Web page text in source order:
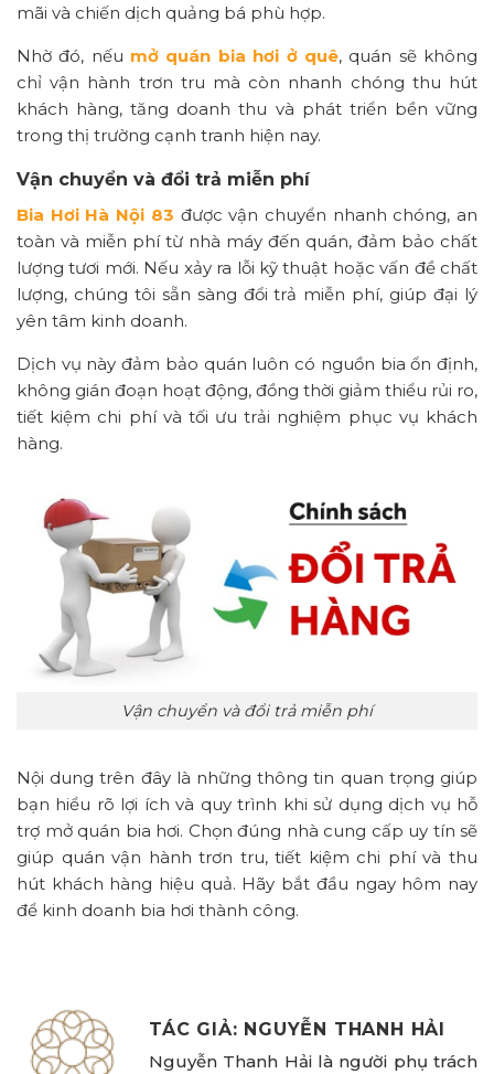
mãi và chiến dịch quảng bá phù hợp.
Nhờ đó, nếu mở quán bia hơi ở quê, quán sẽ không
chỉ vận hành trơn tru mà còn nhanh chóng thu hút
khách hàng, tăng doanh thu và phát triển bền vững
trong thị trường cạnh tranh hiện nay.
Vận chuyển và đổi trả miễn phí
Bia Hơi Hà Nội 83 được vận chuyển nhanh chóng, an
toàn và miễn phí từ nhà máy đến quán, đảm bảo chất
lượng tươi mới. Nếu xảy ra lỗi kỹ thuật hoặc vấn đề chất
lượng, chúng tôi sẵn sàng đổi trả miễn phí, giúp đại lý
yên tâm kinh doanh.
Dịch vụ này đảm bảo quán luôn có nguồn bia ổn định,
không gián đoạn hoạt động, đồng thời giảm thiểu rủi ro,
tiết kiệm chi phí và tối ưu trải nghiệm phục vụ khách
hàng.
Vận chuyển và đổi trả miễn phí
Nội dung trên đây là những thông tin quan trọng giúp
bạn hiểu rõ lợi ích và quy trình khi sử dụng dịch vụ hỗ
trợ mở quán bia hơi. Chọn đúng nhà cung cấp uy tín sẽ
giúp quán vận hành trơn tru, tiết kiệm chi phí và thu
hút khách hàng hiệu quả. Hãy bắt đầu ngay hôm nay
để kinh doanh bia hơi thành công.
TÁC GIẢ: NGUYỄN THANH HẢI
Nguyễn Thanh Hải là người phụ trách